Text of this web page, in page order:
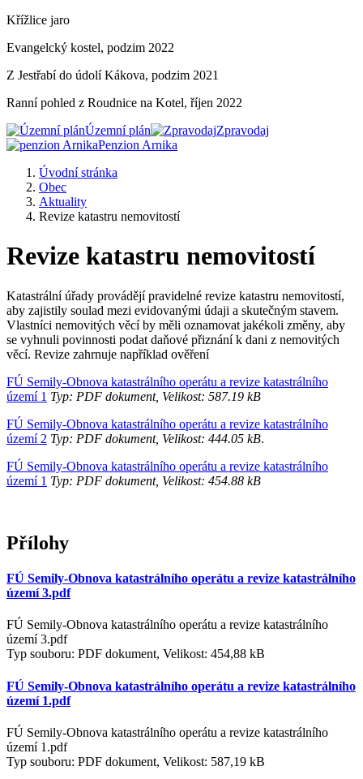
Křížlice jaro
Evangelcký kostel, podzim 2022
Z Jestřabí do údolí Kákova, podzim 2021
Ranní pohled z Roudnice na Kotel, říjen 2022
Územní plán
Zpravodaj
Penzion Arnika
Úvodní stránka
Obec
Aktuality
Revize katastru nemovitostí
Revize katastru nemovitostí
Katastrální úřady provádějí pravidelné revize katastru nemovitostí,
aby zajistily soulad mezi evidovanými údaji a skutečným stavem.
Vlastníci nemovitých věcí by měli oznamovat jakékoli změny, aby
se vyhnuli povinnosti podat daňové přiznání k dani z nemovitých
věcí. Revize zahrnuje například ověření
FÚ Semily-Obnova katastrálního operátu a revize katastrálního
území 1 Typ: PDF dokument, Velikost: 587.19 kB
FÚ Semily-Obnova katastrálního operátu a revize katastrálního
území 2 Typ: PDF dokument, Velikost: 444.05 kB.
FÚ Semily-Obnova katastrálního operátu a revize katastrálního
území 1 Typ: PDF dokument, Velikost: 454.88 kB
Přílohy
FÚ Semily-Obnova katastrálního operátu a revize katastrálního
území 3.pdf
FÚ Semily-Obnova katastrálního operátu a revize katastrálního
území 3.pdf
Typ souboru: PDF dokument, Velikost: 454,88 kB
FÚ Semily-Obnova katastrálního operátu a revize katastrálního
území 1.pdf
FÚ Semily-Obnova katastrálního operátu a revize katastrálního
území 1.pdf
Typ souboru: PDF dokument, Velikost: 587,19 kB